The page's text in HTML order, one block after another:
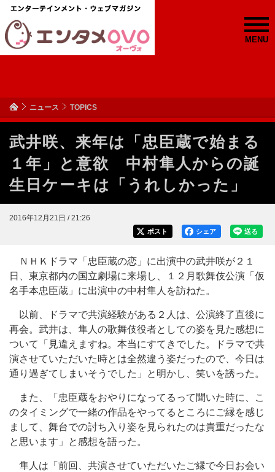
MENU
ニュース TOPICS
武井咲、来年は「忠臣蔵で始まる
１年」と意欲 中村隼人からの誕
生日ケーキは「うれしかった」
2016年12月21日 / 21:26
送る
シェア
ポスト
ＮＨＫドラマ「忠臣蔵の恋」に出演中の武井咲が２１
日、東京都内の国立劇場に来場し、１２月歌舞伎公演「仮
名手本忠臣蔵」に出演中の中村隼人を訪ねた。
以前、ドラマで共演経験がある２人は、公演終了直後に
再会。武井は、隼人の歌舞伎役者としての姿を見た感想に
ついて「見違えますね。本当にすてきでした。ドラマで共
演させていただいた時とは全然違う姿だったので、今日は
通り過ぎてしまいそうでした」と明かし、笑いを誘った。
また、「忠臣蔵をおやりになってるって聞いた時に、こ
のタイミングで一緒の作品をやってるところにご縁を感じ
まして、舞台での討ち入り姿を見られたのは貴重だったな
と思います」と感想を語った。
隼人は「前回、共演させていただいたご縁で今日お会い